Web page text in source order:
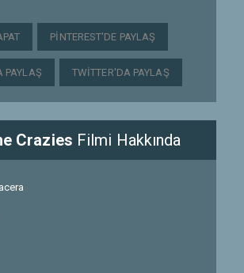
PINTEREST'DE PAYLAŞ
PAYLAŞ TWITTER'DA PAYLAŞ
Crazies Filmi Hakkında